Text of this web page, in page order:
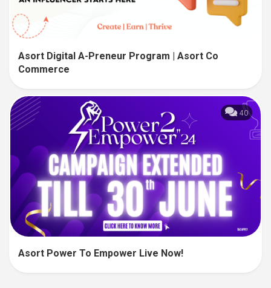
Asort Digital A-Preneur Program | Asort Co
Commerce
40
Asort Power To Empower Live Now!